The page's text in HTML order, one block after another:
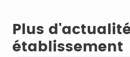
Plus
établissement